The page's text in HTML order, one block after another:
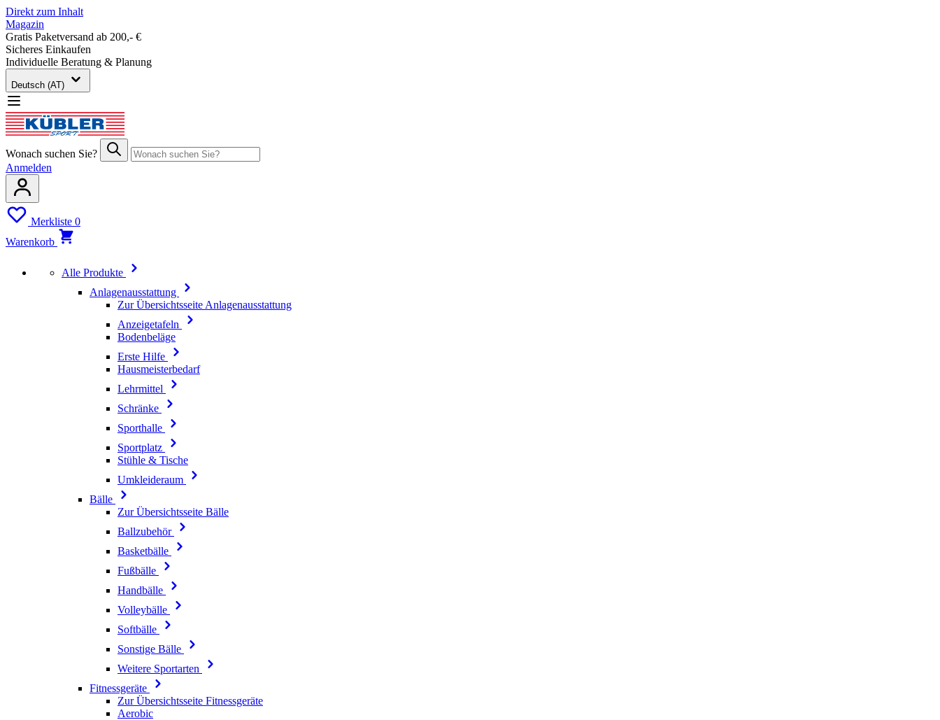
Direkt zum Inhalt
Magazin
Gratis Paketversand ab 200,- €
Sicheres Einkaufen
Individuelle Beratung & Planung
Deutsch (AT)
Wonach suchen Sie?
Anmelden
Merkliste 0
Warenkorb
Alle Produkte
Anlagenausstattung
Zur Übersichtsseite Anlagenausstattung
Anzeigetafeln
Bodenbeläge
Erste Hilfe
Hausmeisterbedarf
Lehrmittel
Schränke
Sporthalle
Sportplatz
Stühle & Tische
Umkleideraum
Bälle
Zur Übersichtsseite Bälle
Ballzubehör
Basketbälle
Fußbälle
Handbälle
Volleybälle
Softbälle
Sonstige Bälle
Weitere Sportarten
Fitnessgeräte
Zur Übersichtsseite Fitnessgeräte
Aerobic